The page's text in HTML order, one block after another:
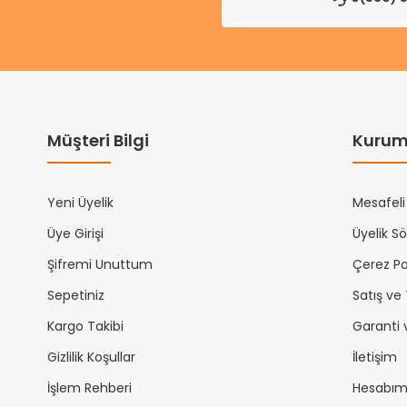
Müşteri Bilgi
Yeni Üyelik
Üye Girişi
Şifremi Unuttum
Sepetiniz
Kargo Takibi
Gizlilik Koşullar
İşlem Rehberi
Mesafeli
Üyelik
Çerez
Satış
Garanti
İletişim
Hesabım